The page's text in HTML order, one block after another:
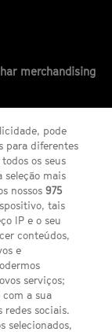
merchandising
pode
para diferentes
os seus
seleção mais
nossos975
tais
IP e o seu
conteúdos,
e
serviços;
a sua
sociais.
selecionados,